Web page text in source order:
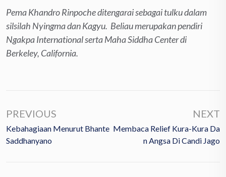
Pema Khandro Rinpoche ditengarai sebagai tulku dalam
silsilah Nyingma dan Kagyu. Beliau merupakan pendiri
Ngakpa International serta Maha Siddha Center di
Berkeley, California.
PREVIOUS
Kebahagiaan Menurut Bhante
Saddhanyano
NEXT
Membaca Relief Kura-Kura Da
N Angsa Di Candi Jago